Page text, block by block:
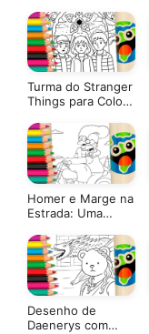
Turma do Stranger
Things para Colorir
Online com Cores
Mágicas
Homer e Marge na
Estrada: Uma
Colorir! 🏍️💨
Desenho de
Daenerys com